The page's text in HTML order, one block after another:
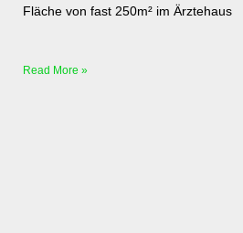
Fläche von fast 250m² im Ärztehaus
Read More »